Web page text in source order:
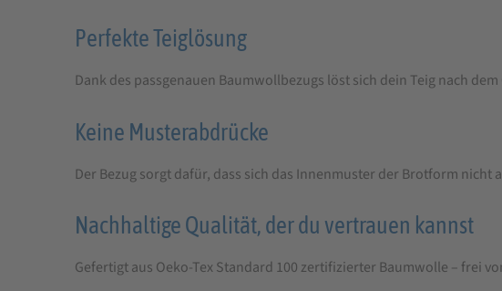
Perfekte Teiglösung
Dank des passgenauen Baumwollbezugs löst sich dein Teig nach
Keine Musterabdrücke
Der Bezug sorgt dafür, dass sich das Innenmuster der Brotform
Nachhaltige Qualität, der du vertrauen kannst
Gefertigt aus Oeko-Tex Standard 100 zertifizierter Baumwolle – frei